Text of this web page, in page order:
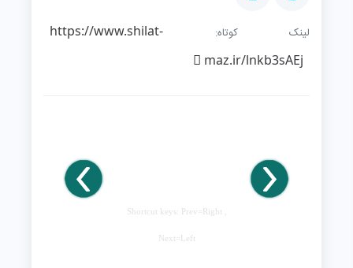
لینک کوتاه:https://www.shilat-
maz.ir/lnkb3sAEj
Shortcut keys: Prev=Right ,
Next=Left